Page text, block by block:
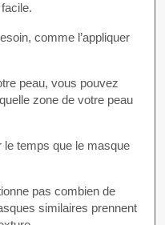
comme l’appliquer
peau, vous pouvez
zone de votre peau
le temps que le masque
pas combien de
similaires prennent